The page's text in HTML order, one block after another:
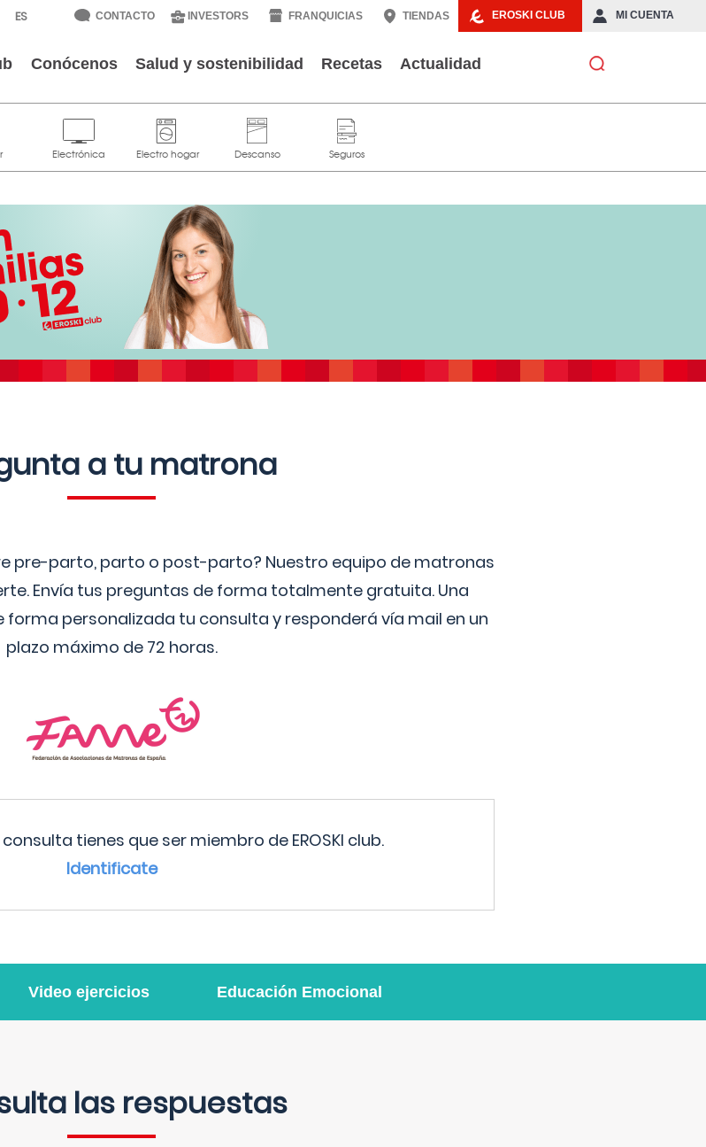
EROSKI CLUB MI CUENTA
CONTACTO INVESTORS FRANQUICIAS TIENDAS
Conócenos Salud y sostenibilidad Recetas Actualidad
a tu matrona
pre-parto, parto o post-parto? Nuestro equipo de matronas
Envía tus preguntas de forma totalmente gratuita. Una
personalizada tu consulta y responderá vía mail en un
plazo máximo de 72 horas.
tienes que ser miembro de EROSKI club.
Identificate
Video ejercicios Educación Emocional
las respuestas